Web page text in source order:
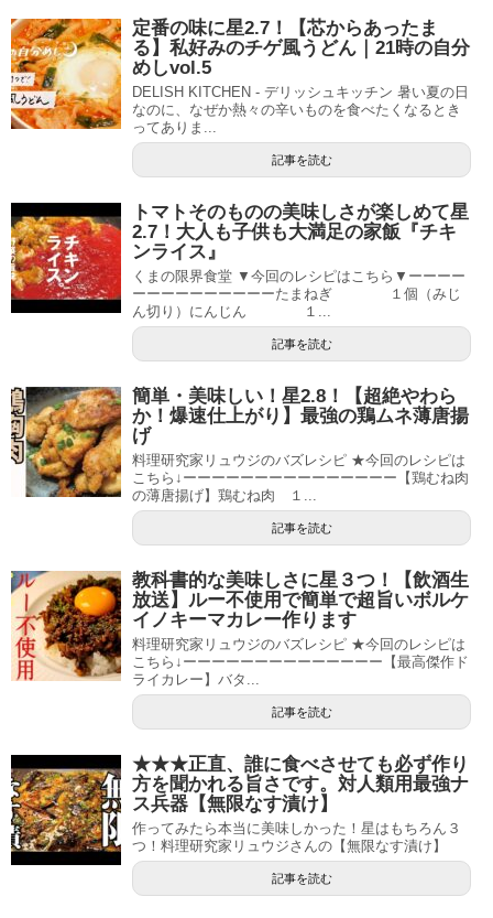
定番の味に星2.7！【芯からあったま
る】私好みのチゲ風うどん｜21時の自分
めしvol.5
DELISH KITCHEN - デリッシュキッチン 暑い夏の日
なのに、なぜか熱々の辛いものを食べたくなるとき
ってありま...
記事を読む
トマトそのものの美味しさが楽しめて星
2.7！大人も子供も大満足の家飯『チキ
ンライス』
くまの限界食堂 ▼今回のレシピはこちら▼ーーーー
ーーーーーーーーーーたまねぎ １個（みじ
ん切り）にんじん １...
記事を読む
簡単・美味しい！星2.8！【超絶やわら
か！爆速仕上がり】最強の鶏ムネ薄唐揚
げ
料理研究家リュウジのバズレシピ ★今回のレシピは
こちら↓ーーーーーーーーーーーーーーー【鶏むね肉
の薄唐揚げ】鶏むね肉 １...
記事を読む
教科書的な美味しさに星３つ！【飲酒生
放送】ルー不使用で簡単で超旨いボルケ
イノキーマカレー作ります
料理研究家リュウジのバズレシピ ★今回のレシピは
こちら↓ーーーーーーーーーーーーーー【最高傑作ド
ライカレー】バタ...
記事を読む
★★★正直、誰に食べさせても必ず作り
方を聞かれる旨さです。対人類用最強ナ
ス兵器【無限なす漬け】
作ってみたら本当に美味しかった！星はもちろん３
つ！料理研究家リュウジさんの【無限なす漬け】
記事を読む